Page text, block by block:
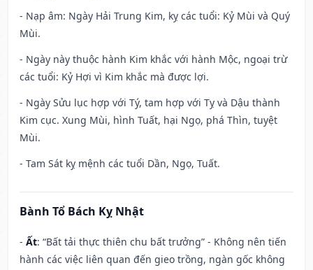
- Nạp âm: Ngày Hải Trung Kim, kỵ các tuổi: Kỷ Mùi và Quý
Mùi.
- Ngày này thuộc hành Kim khắc với hành Mộc, ngoại trừ
các tuổi: Kỷ Hợi vì Kim khắc mà được lợi.
- Ngày Sửu lục hợp với Tý, tam hợp với Tỵ và Dậu thành
Kim cục. Xung Mùi, hình Tuất, hại Ngọ, phá Thìn, tuyệt
Mùi.
- Tam Sát kỵ mệnh các tuổi Dần, Ngọ, Tuất.
Bành Tổ Bách Kỵ Nhật
- Ất: “Bất tải thực thiên chu bất trưởng” - Không nên tiến
hành các việc liên quan đến gieo trồng, ngàn gốc không